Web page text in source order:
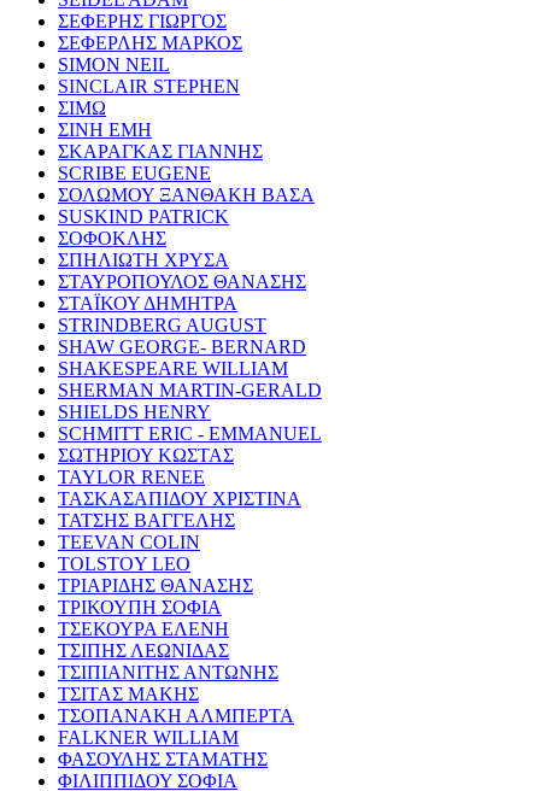
ΣΕΦΕΡΗΣ ΓΙΩΡΓΟΣ
ΣΕΦΕΡΛΗΣ ΜΑΡΚΟΣ
SIMON NEIL
SINCLAIR STEPHEN
ΣΙΜΩ
ΣΙΝΗ ΕΜΗ
ΣΚΑΡΑΓΚΑΣ ΓΙΑΝΝΗΣ
SCRIBE EUGENE
ΣΟΛΩΜΟΥ ΞΑΝΘΑΚΗ ΒΑΣΑ
SUSKIND PATRICK
ΣΟΦΟΚΛΗΣ
ΣΠΗΛΙΩΤΗ ΧΡΥΣΑ
ΣΤΑΥΡΟΠΟΥΛΟΣ ΘΑΝΑΣΗΣ
ΣΤΑΪΚΟΥ ΔΗΜΗΤΡΑ
STRINDBERG AUGUST
SHAW GEORGE- BERNARD
SHAKESPEARE WILLIAM
SHERMAN MARTIN-GERALD
SHIELDS HENRY
SCHMITT ERIC - EMMANUEL
ΣΩΤΗΡΙΟΥ ΚΩΣΤΑΣ
TAYLOR RENEE
ΤΑΣΚΑΣΑΠΙΔΟΥ ΧΡΙΣΤΙΝΑ
ΤΑΤΣΗΣ ΒΑΓΓΕΛΗΣ
TEEVAN COLIN
TOLSTOY LEO
ΤΡΙΑΡΙΔΗΣ ΘΑΝΑΣΗΣ
ΤΡΙΚΟΥΠΗ ΣΟΦΙΑ
ΤΣΕΚΟΥΡΑ ΕΛΕΝΗ
ΤΣΙΠΗΣ ΛΕΩΝΙΔΑΣ
ΤΣΙΠΙΑΝΙΤΗΣ ΑΝΤΩΝΗΣ
ΤΣΙΤΑΣ ΜΑΚΗΣ
ΤΣΟΠΑΝΑΚΗ ΑΛΜΠΕΡΤΑ
FALKNER WILLIAM
ΦΑΣΟΥΛΗΣ ΣΤΑΜΑΤΗΣ
ΦΙΛΙΠΠΙΔΟΥ ΣΟΦΙΑ